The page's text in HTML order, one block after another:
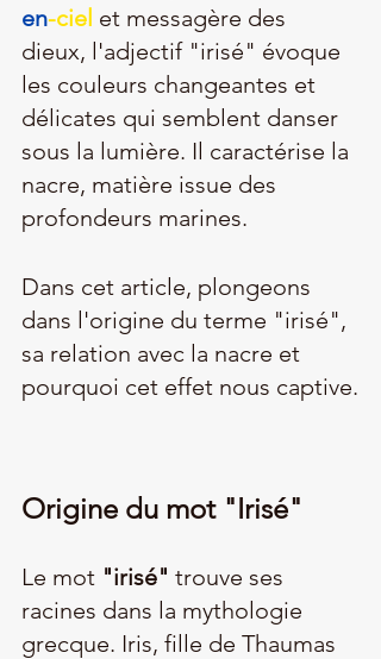
en-ciel et messagère des
dieux, l'adjectif "irisé" évoque
les couleurs changeantes et
délicates qui semblent danser
sous la lumière. Il caractérise la
nacre, matière issue des
profondeurs marines.
Dans cet article, plongeons
dans l'origine du terme "irisé",
sa relation avec la nacre et
pourquoi cet effet nous captive.
Origine du mot "Irisé"
Le mot "irisé" trouve ses
racines dans la mythologie
grecque. Iris, fille de Thaumas